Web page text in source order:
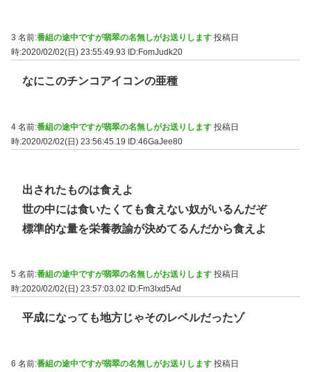
3 名前:番組の途中ですが翡翠の名無しがお送りします 投稿日
時:2020/02/02(日) 23:55:49.93
ID:FomJudk20
なにこのチンコアイコンの亜種
4 名前:番組の途中ですが翡翠の名無しがお送りします 投稿日
時:2020/02/02(日) 23:56:45.19 ID:46GaJee80
出されたものは食えよ
世の中には食いたくても食えない奴がいるんだぞ
標準的な量を栄養教諭が決めてるんだから食えよ
5 名前:番組の途中ですが翡翠の名無しがお送りします 投稿日
時:2020/02/02(日) 23:57:03.02
ID:Fm3lxd5Ad
平成になっても地方じゃそのレベルだったゾ
6 名前:番組の途中ですが翡翠の名無しがお送りします 投稿日